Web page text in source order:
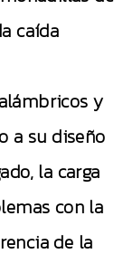
caída
y
a su diseño
la carga
con la
de la